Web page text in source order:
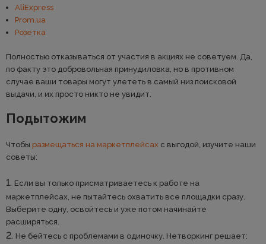
AliExpress
Prom.ua
Розетка
Полностью отказываться от участия в акциях не советуем. Да,
по факту это добровольная принудиловка, но в противном
случае ваши товары могут улететь в самый низ поисковой
выдачи, и их просто никто не увидит.
Подытожим
Чтобы размещаться на маркетплейсах с выгодой, изучите наши
советы:
Если вы только присматриваетесь к работе на
маркетплейсах, не пытайтесь охватить все площадки сразу.
Выберите одну, освойтесь и уже потом начинайте
расширяться.
Не бейтесь с проблемами в одиночку. Нетворкинг решает: